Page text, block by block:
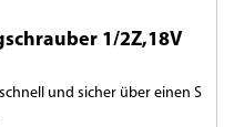
1/2Z,18V
und sicher über einen S